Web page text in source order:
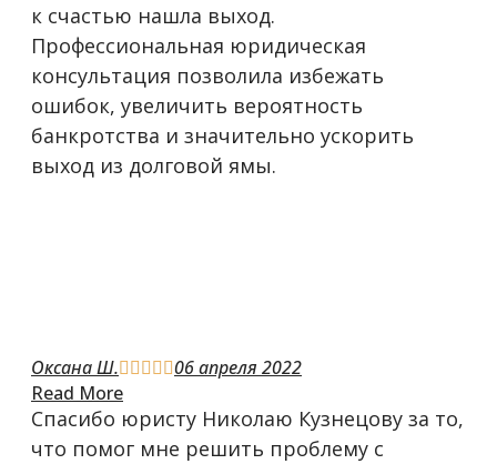
к счастью нашла выход.
Профессиональная юридическая
консультация позволила избежать
ошибок, увеличить вероятность
банкротства и значительно ускорить
выход из долговой ямы.
Оксана Ш.    06 апреля 2022
Read More
Спасибо юристу Николаю Кузнецову за то,
что помог мне решить проблему с